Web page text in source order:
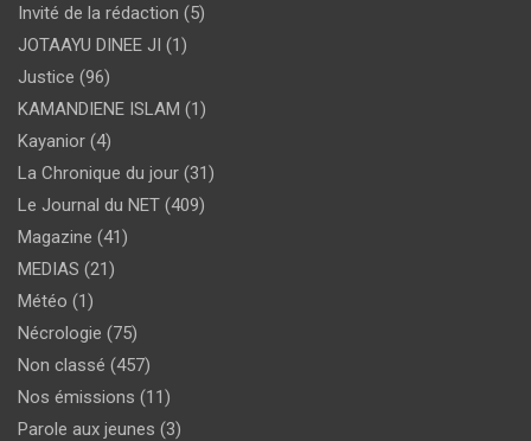
Invité de la rédaction (5)
JOTAAYU DINEE JI (1)
Justice (96)
KAMANDIENE ISLAM (1)
Kayanior (4)
La Chronique du jour (31)
Le Journal du NET (409)
Magazine (41)
MEDIAS (21)
Météo (1)
Nécrologie (75)
Non classé (457)
Nos émissions (11)
Parole aux jeunes (3)